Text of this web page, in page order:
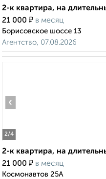
2-к квартира, на
21 000 ₽ в месяц
Борисовское шоссе 13
Агентство, 07.08.2026
2/4
‹
2-к квартира, на
21 000 ₽ в месяц
Космонавтов 25А